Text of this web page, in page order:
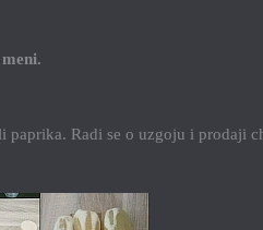
Radi se o uzgoju i prodaji